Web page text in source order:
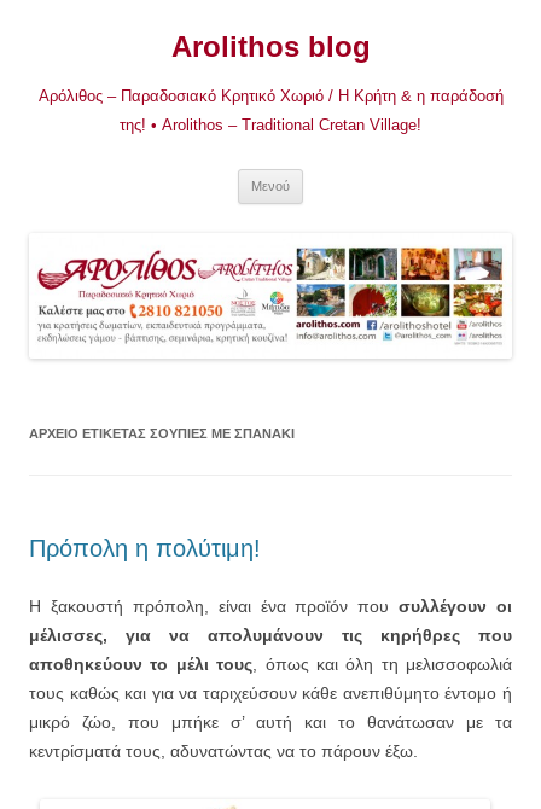
Arolithos blog
Αρόλιθος – Παραδοσιακό Κρητικό Χωριό / Η Κρήτη & η παράδοσή
της! • Arolithos – Traditional Cretan Village!
Μενού
ΑΡΧΕΊΟ ΕΤΙΚΈΤΑΣ ΣΟΥΠΙΈΣ ΜΕ ΣΠΑΝΆΚΙ
Πρόπολη η πολύτιμη!
Η ξακουστή πρόπολη, είναι ένα προϊόν πουσυλλέγουν οι
μέλισσες, για να απολυμάνουν τις κηρήθρες που
αποθηκεύουν το μέλι τους , όπως και όλη τη μελισσοφωλιά
τους καθώς και για να ταριχεύσουν κάθε ανεπιθύμητο έντομο ή
μικρό ζώο, που μπήκε σ’ αυτή και το θανάτωσαν με τα
κεντρίσματά τους, αδυνατώντας να το πάρουν έξω.